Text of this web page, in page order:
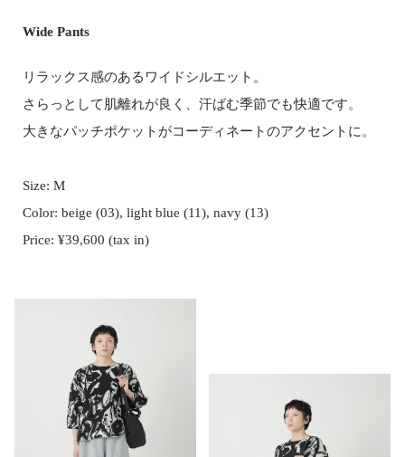
Wide Pants
リラックス感のあるワイドシルエット。
さらっとして肌離れが良く、汗ばむ季節でも快適です。
大きなパッチポケットがコーディネートのアクセントに。
Size: M
Color: beige (03), light blue (11), navy (13)
Price: ¥39,600 (tax in)